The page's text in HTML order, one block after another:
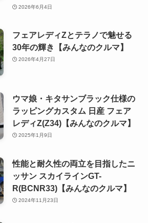
2026年6月4日
フェアレディZとテラノで魅せる
30年の輝き【みんなのクルマ】
2026年4月27日
ウマ娘・キタサンブラック仕様の
ラッピングカスタム 日産 フェア
レディZ(Z34)【みんなのクルマ】
2025年1月9日
性能と耐久性の両立を目指したニ
ッサン スカイラインGT-
R(BCNR33)【みんなのクルマ】
2024年11月23日